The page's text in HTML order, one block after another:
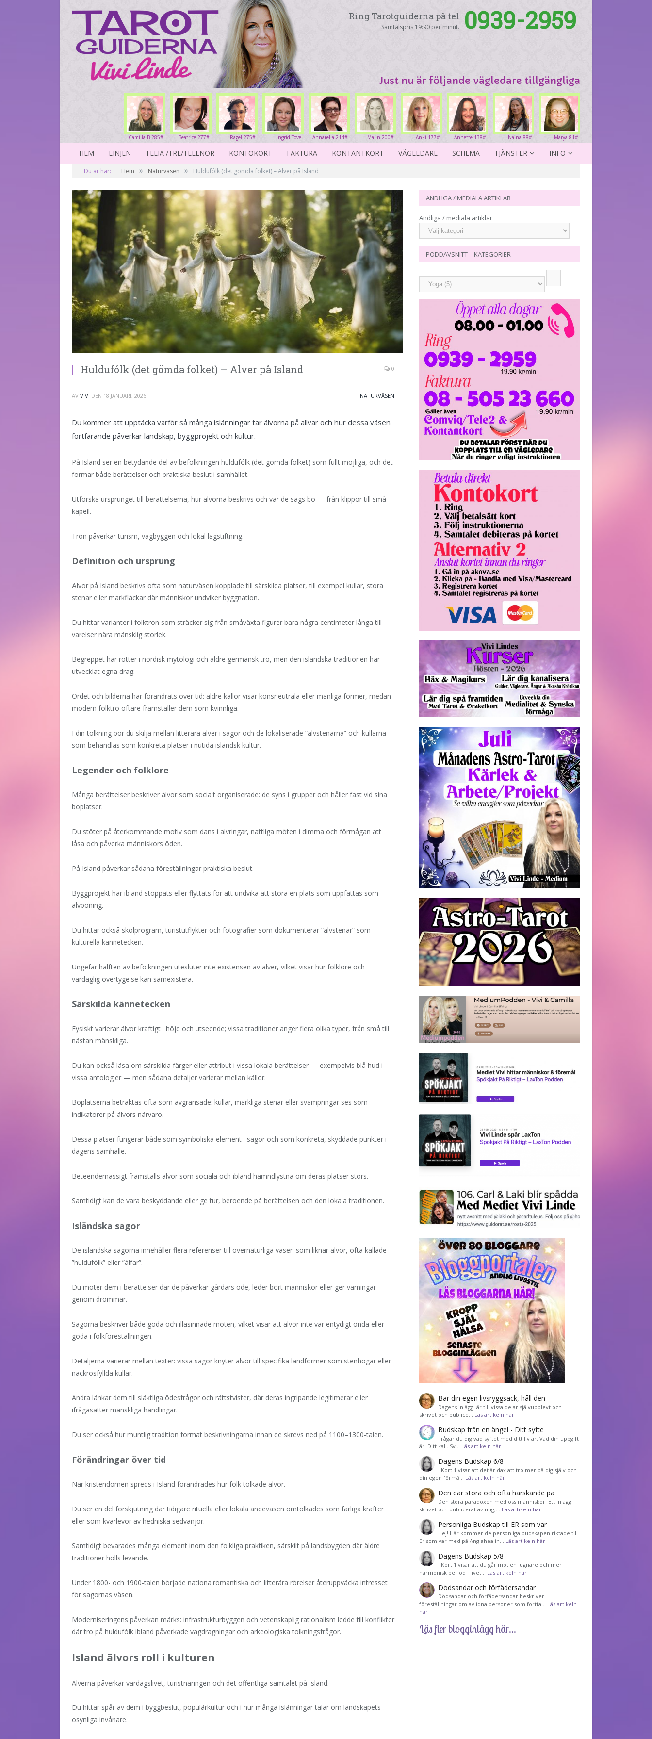
Ring Tarotguiderna på tel
Samtalspris 19:90 per minut. 0939-2959
Just nu är följande vägledare tillgängliga
Marya 81#
Naina 88#
Annette 138#
Anki 177#
Malin 200#
Annarella 214#
Ingrid Tove
234#
Ragel 275#
Beatrice 277#
Camilla B 285#
HEM LINJEN TELIA /TRE/TELENOR KONTOKORT FAKTURA KONTANTKORT VÄGLEDARE SCHEMA TJÄNSTER INFO
Du är här: Hem » Naturväsen » Huldufólk (det gömda folket) – Alver på Island
Huldufólk (det gömda folket) – Alver på Island 0
AV VIVI DEN 18 JANUARI, 2026 NATURVÄSEN
Du kommer att upptäcka varför så många islänningar tar älvorna på allvar och hur dessa väsen
fortfarande påverkar landskap, byggprojekt och kultur.
På Island ser en betydande del av befolkningen huldufólk (det gömda folket) som fullt möjliga, och det
formar både berättelser och praktiska beslut i samhället.
Utforska ursprunget till berättelserna, hur älvorna beskrivs och var de sägs bo — från klippor till små
kapell.
Tron påverkar turism, vägbyggen och lokal lagstiftning.
Definition och ursprung
Älvor på Island beskrivs ofta som naturväsen kopplade till särskilda platser, till exempel kullar, stora
stenar eller markfläckar där människor undviker byggnation.
Du hittar varianter i folktron som sträcker sig från småväxta figurer bara några centimeter långa till
varelser nära mänsklig storlek.
Begreppet har rötter i nordisk mytologi och äldre germansk tro, men den isländska traditionen har
utvecklat egna drag.
Ordet och bilderna har förändrats över tid: äldre källor visar könsneutrala eller manliga former, medan
modern folktro oftare framställer dem som kvinnliga.
I din tolkning bör du skilja mellan litterära alver i sagor och de lokaliserade “älvstenarna” och kullarna
som behandlas som konkreta platser i nutida isländsk kultur.
Legender och folklore
Många berättelser beskriver älvor som socialt organiserade: de syns i grupper och håller fast vid sina
boplatser.
Du stöter på återkommande motiv som dans i alvringar, nattliga möten i dimma och förmågan att
låsa och påverka människors öden.
På Island påverkar sådana föreställningar praktiska beslut.
Byggprojekt har ibland stoppats eller flyttats för att undvika att störa en plats som uppfattas som
älvboning.
Du hittar också skolprogram, turistutflykter och fotografier som dokumenterar “älvstenar” som
kulturella kännetecken.
Ungefär hälften av befolkningen utesluter inte existensen av alver, vilket visar hur folklore och
vardaglig övertygelse kan samexistera.
Särskilda kännetecken
Fysiskt varierar älvor kraftigt i höjd och utseende; vissa traditioner anger flera olika typer, från små till
nästan mänskliga.
Du kan också läsa om särskilda färger eller attribut i vissa lokala berättelser — exempelvis blå hud i
vissa antologier — men sådana detaljer varierar mellan källor.
Boplatserna betraktas ofta som avgränsade: kullar, märkliga stenar eller svampringar ses som
indikatorer på älvors närvaro.
Dessa platser fungerar både som symboliska element i sagor och som konkreta, skyddade punkter i
dagens samhälle.
Beteendemässigt framställs älvor som sociala och ibland hämndlystna om deras platser störs.
Samtidigt kan de vara beskyddande eller ge tur, beroende på berättelsen och den lokala traditionen.
Isländska sagor
De isländska sagorna innehåller flera referenser till övernaturliga väsen som liknar älvor, ofta kallade
”huldufólk” eller ”álfar”.
Du möter dem i berättelser där de påverkar gårdars öde, leder bort människor eller ger varningar
genom drömmar.
Sagorna beskriver både goda och illasinnade möten, vilket visar att älvor inte var entydigt onda eller
goda i folkföreställningen.
Detaljerna varierar mellan texter: vissa sagor knyter älvor till specifika landformer som stenhögar eller
näckrosfyllda kullar.
Andra länkar dem till släktliga ödesfrågor och rättstvister, där deras ingripande legitimerar eller
ifrågasätter mänskliga handlingar.
Du ser också hur muntlig tradition format beskrivningarna innan de skrevs ned på 1100–1300-talen.
Förändringar över tid
När kristendomen spreds i Island förändrades hur folk tolkade älvor.
Du ser en del förskjutning där tidigare rituella eller lokala andeväsen omtolkades som farliga krafter
eller som kvarlevor av hedniska sedvänjor.
Samtidigt bevarades många element inom den folkliga praktiken, särskilt på landsbygden där äldre
traditioner hölls levande.
Under 1800- och 1900-talen började nationalromantiska och litterära rörelser återuppväcka intresset
för sagornas väsen.
Moderniseringens påverkan märks: infrastrukturbyggen och vetenskaplig rationalism ledde till konflikter
där tro på huldufólk ibland påverkade vägdragningar och arkeologiska tolkningsfrågor.
Island älvors roll i kulturen
Alverna påverkar vardagslivet, turistnäringen och det offentliga samtalet på Island.
Du hittar spår av dem i byggbeslut, populärkultur och i hur många islänningar talar om landskapets
osynliga invånare.
ANDLIGA / MEDIALA ARTIKLAR
Andliga / mediala artiklar
PODDAVSNITT – KATEGORIER
Bär din egen livsryggsäck, håll den
Dagens inlägg är till vissa delar självupplevt och
skrivet och publice… Läs artikeln här
Budskap från en ängel - Ditt syfte
Frågar du dig vad syftet med ditt liv är. Vad din uppgift
är. Ditt kall. Sv… Läs artikeln här
Dagens Budskap 6/8
Kort 1 visar att det är dax att tro mer på dig själv och
din egen förmå… Läs artikeln här
Den där stora och ofta härskande pa
Den stora paradoxen med oss människor. Ett inlägg
skrivet och publicerat av mig,… Läs artikeln här
Personliga Budskap till ER som var
Hej! Här kommer de personliga budskapen riktade till
Er som var med på Änglahealin… Läs artikeln här
Dagens Budskap 5/8
Kort 1 visar att du går mot en lugnare och mer
harmonisk period i livet… Läs artikeln här
Dödsandar och förfädersandar
Dödsandar och förfädersandar beskriver
föreställningar om avlidna personer som fortfa… Läs artikeln
här
Läs fler blogginlägg här...